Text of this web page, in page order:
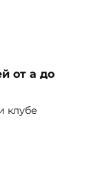
от а до
клубе